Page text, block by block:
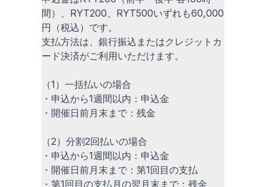
間）、RYT200、RYT500いずれも60,000
円（税込）です。
支払方法は、銀行振込またはクレジットカ
ード決済がご利用いただけます。
（1）一括払いの場合
・申込から1週間以内：申込金
・開催日前月末まで：残金
（2）分割2回払いの場合
・申込から1週間以内：申込金
・開催日前月末まで：第1回目の支払
・第1回目の支払月の翌月末まで：残金